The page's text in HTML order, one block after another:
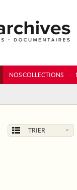
NOS COLLECTIONS
TRIER